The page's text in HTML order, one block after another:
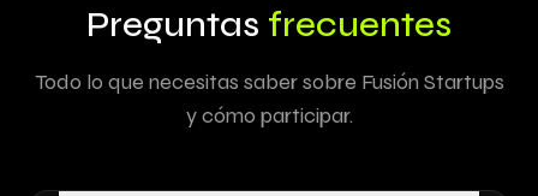
Preguntas frecuentes
Todo lo que necesitas saber sobre Fusión Startups
y cómo participar.